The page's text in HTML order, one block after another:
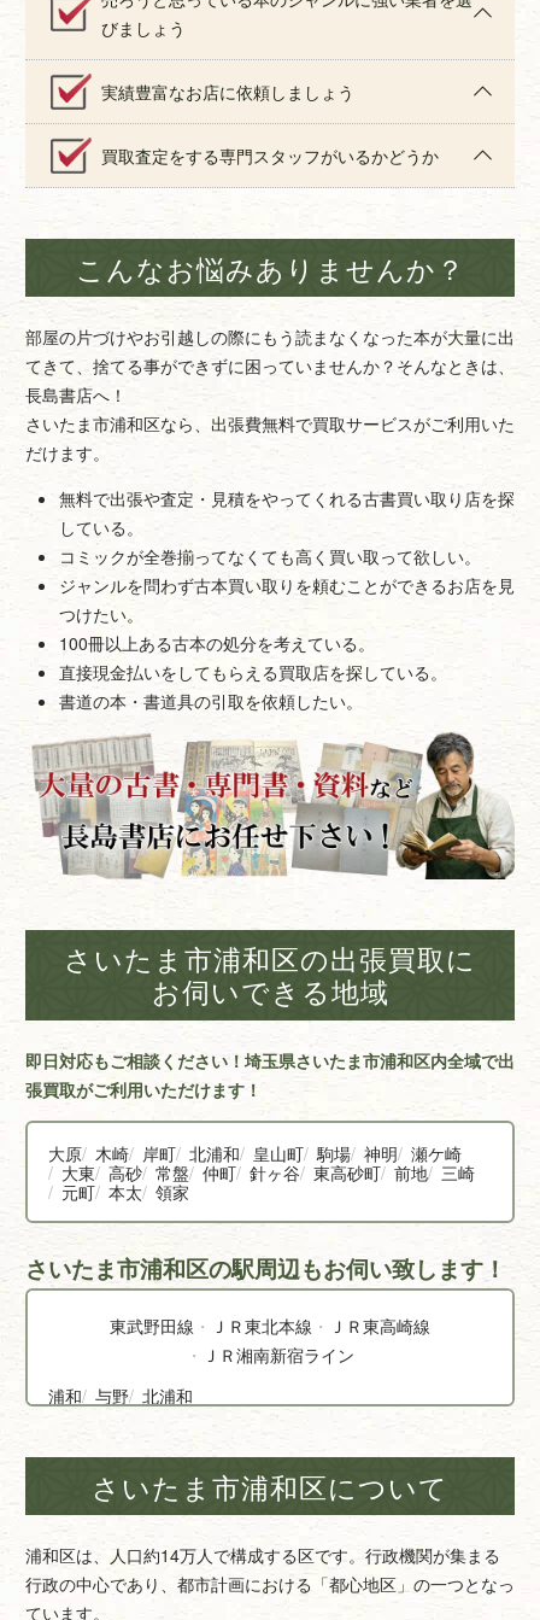
びましょう
実績豊富なお店に依頼しましょう
買取査定をする専門スタッフがいるかどうか
こんなお悩みありませんか？
部屋の片づけやお引越しの際にもう読まなくなった本が大量に出
てきて、捨てる事ができずに困っていませんか？そんなときは、
長島書店へ！
さいたま市浦和区なら、出張費無料で買取サービスがご利用いた
だけます。
無料で出張や査定・見積をやってくれる古書買い取り店を探
している。
コミックが全巻揃ってなくても高く買い取って欲しい。
ジャンルを問わず古本買い取りを頼むことができるお店を見
つけたい。
100冊以上ある古本の処分を考えている。
直接現金払いをしてもらえる買取店を探している。
書道の本・書道具の引取を依頼したい。
さいたま市浦和区の出張買取に
お伺いできる地域
即日対応もご相談ください！埼玉県さいたま市浦和区内全域で出
張買取がご利用いただけます！
大原 木崎 岸町 北浦和 皇山町 駒場 神明 瀬ケ崎
大東 高砂 常盤 仲町 針ヶ谷 東高砂町 前地
三崎
元町 本太 領家
さいたま市浦和区の駅周辺もお伺い致します！
東武野田線 ＪＲ東北本線
ＪＲ東高崎線
ＪＲ湘南新宿ライン
浦和 与野 北浦和
さいたま市浦和区について
浦和区は、人口約14万人で構成する区です。行政機関が集まる
行政の中心であり、都市計画における「都心地区」の一つとなっ
ています。